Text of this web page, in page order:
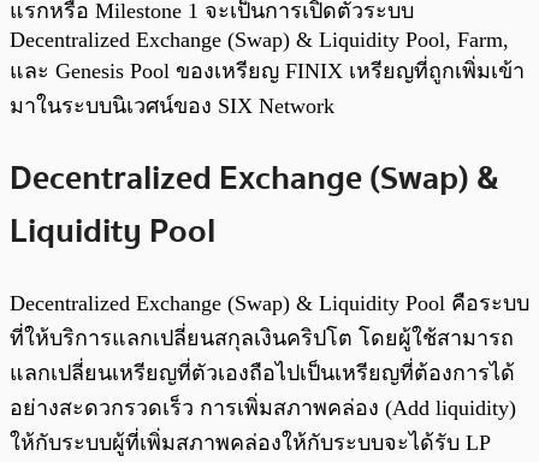
แรกหรือ Milestone 1 จะเป็นการเปิดตัวระบบ
Decentralized Exchange (Swap) & Liquidity Pool, Farm,
และ Genesis Pool ของเหรียญ FINIX เหรียญที่ถูกเพิ่มเข้า
มาในระบบนิเวศน์ของ SIX Network
Decentralized Exchange (Swap) &
Liquidity Pool
Decentralized Exchange (Swap) & Liquidity Pool คือระบบ
ที่ให้บริการแลกเปลี่ยนสกุลเงินคริปโต โดยผู้ใช้สามารถ
แลกเปลี่ยนเหรียญที่ตัวเองถือไปเป็นเหรียญที่ต้องการได้
อย่างสะดวกรวดเร็ว การเพิ่มสภาพคล่อง (Add liquidity)
ให้กับระบบผู้ที่เพิ่มสภาพคล่องให้กับระบบจะได้รับ LP